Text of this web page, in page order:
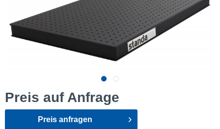
Preis auf Anfrage
Preis anfragen